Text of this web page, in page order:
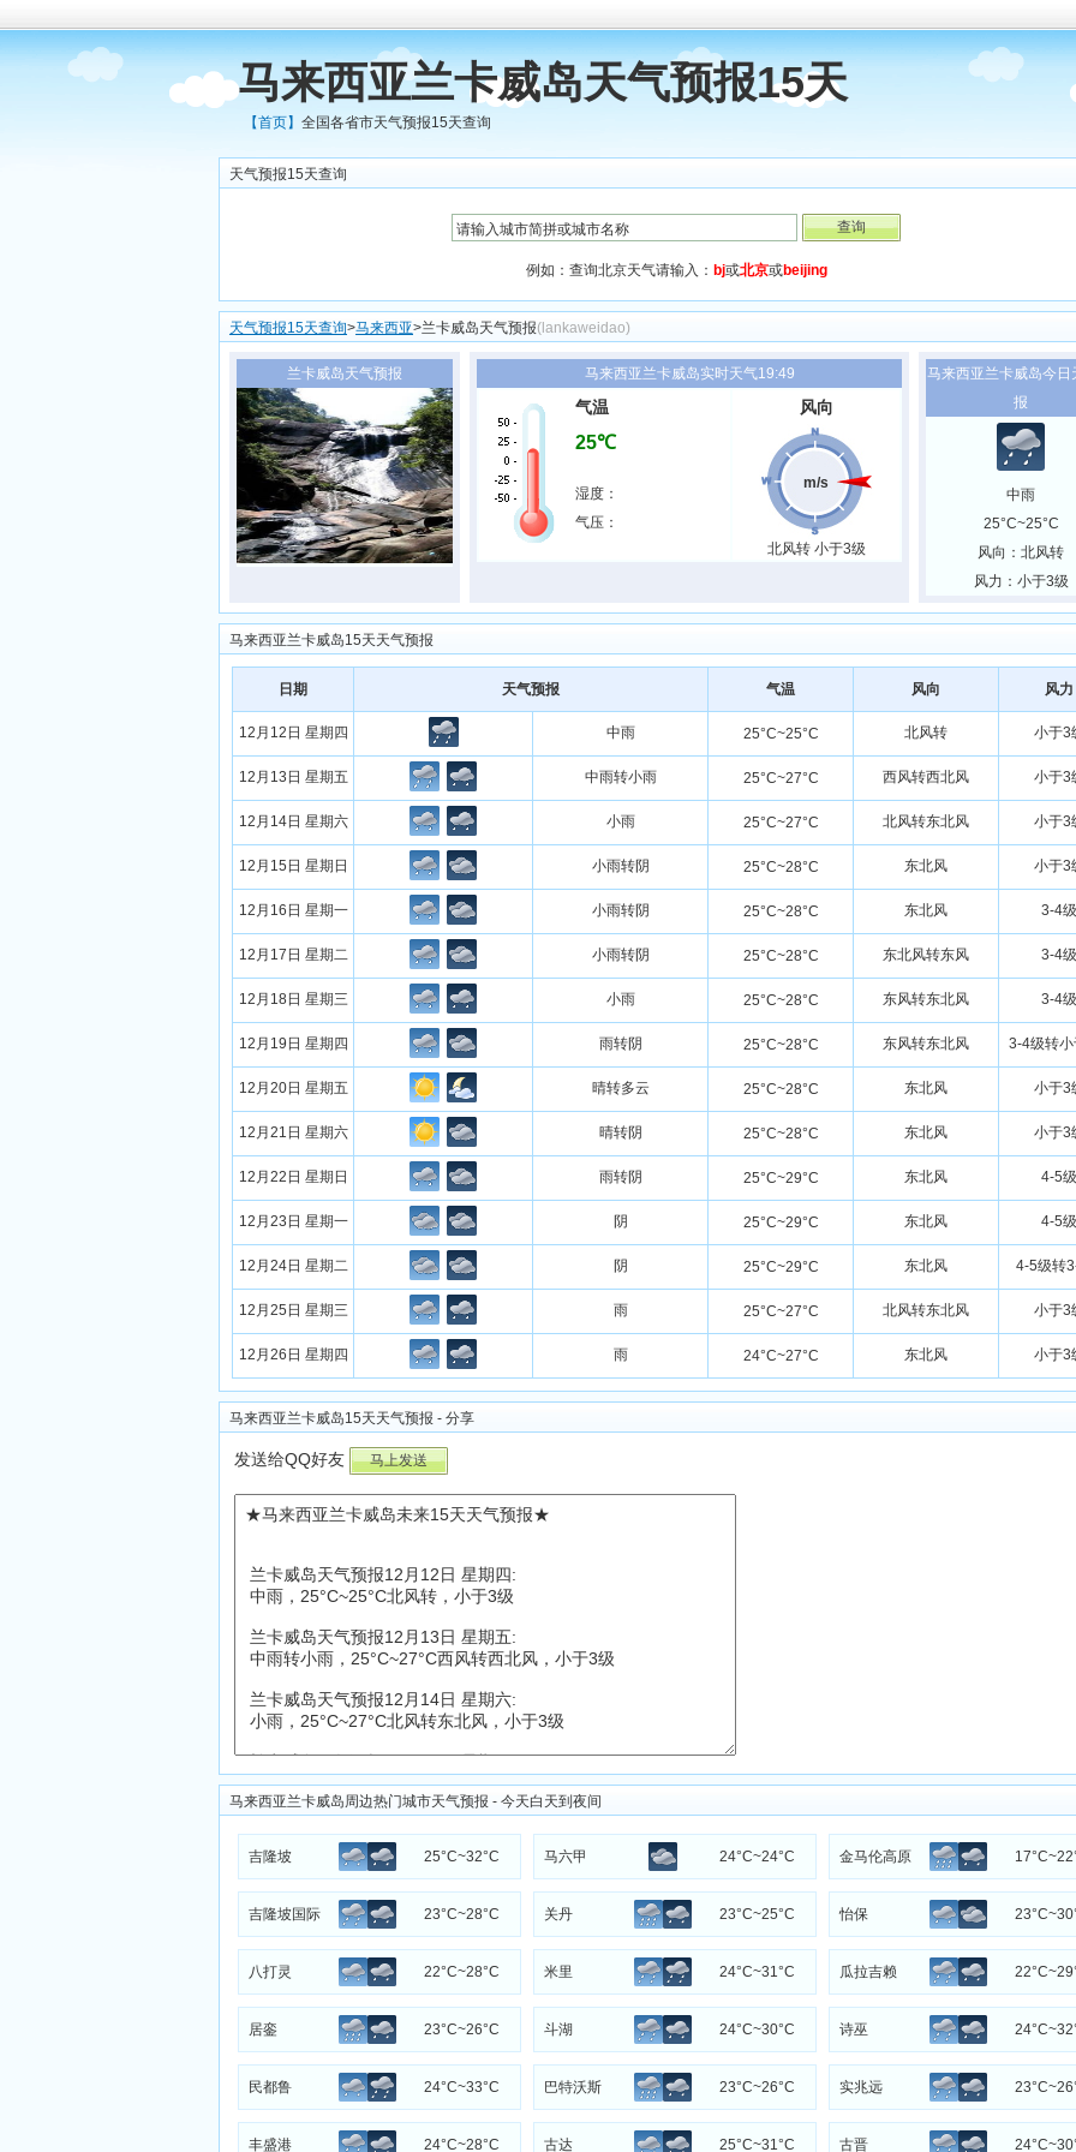
马来西亚兰卡威岛天气预报15天
【首页】 全国各省市天气预报15天查询
天气预报15天查询
例如：查询北京天气请输入： bj或北京或beijing
天气预报15天查询>马来西亚>兰卡威岛天气预报(lankaweidao)
兰卡威岛天气预报 马来西亚兰卡威岛实时天气19:49
气温
25℃
湿度：
气压：
风向
m/s
北风转 小于3级
马来西亚兰卡威岛今日
报
中雨
25°C~25°C
风向：北风转
风力：小于3级
马来西亚兰卡威岛15天天气预报
日期 天气预报 气温 风向 风力
12月12日 星期四 中雨 25°C~25°C 北风转 小于3
12月13日 星期五 中雨转小雨 25°C~27°C 西风转西北风 小于3
12月14日 星期六 小雨 25°C~27°C 北风转东北风 小于3
12月15日 星期日 小雨转阴 25°C~28°C 东北风 小于3
12月16日 星期一 小雨转阴 25°C~28°C 东北风 3-4级
12月17日 星期二 小雨转阴 25°C~28°C 东北风转东风 3-4级
12月18日 星期三 小雨 25°C~28°C 东风转东北风 3-4级
12月19日 星期四 雨转阴 25°C~28°C 东风转东北风 3-4级转小
12月20日 星期五 晴转多云 25°C~28°C 东北风 小于3
12月21日 星期六 晴转阴 25°C~28°C 东北风 小于3
12月22日 星期日 雨转阴 25°C~29°C 东北风 4-5级
12月23日 星期一 阴 25°C~29°C 东北风 4-5级
12月24日 星期二 阴 25°C~29°C 东北风 4-5级转
12月25日 星期三 雨 25°C~27°C 北风转东北风 小于3
12月26日 星期四 雨 24°C~27°C 东北风 小于3
马来西亚兰卡威岛15天天气预报 - 分享
发送给QQ好友
马来西亚兰卡威岛周边热门城市天气预报 - 今天白天到夜间
吉隆坡 25°C~32°C 马六甲 24°C~24°C 金马伦高原
吉隆坡国际 23°C~28°C 关丹 23°C~25°C 怡保
八打灵 22°C~28°C 米里 24°C~31°C 瓜拉吉赖
居銮 23°C~26°C 斗湖 24°C~30°C 诗巫
民都鲁 24°C~33°C 巴特沃斯 23°C~26°C 实兆远
丰盛港 24°C~28°C 古达 25°C~31°C 古晋